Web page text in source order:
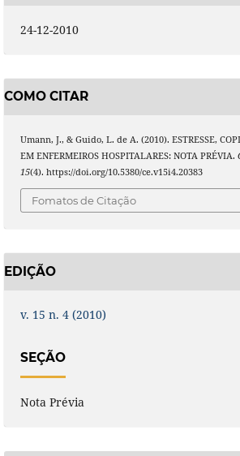
24-12-2010
COMO CITAR
Umann, J., & Guido, L. de A. (2010). ESTRESSE,
EM ENFERMEIROS HOSPITALARES: NOTA PRÉVIA.
15(4). https://doi.org/10.5380/ce.v15i4.20383
Fomatos de Citação
EDIÇÃO
v. 15 n. 4 (2010)
SEÇÃO
Nota Prévia